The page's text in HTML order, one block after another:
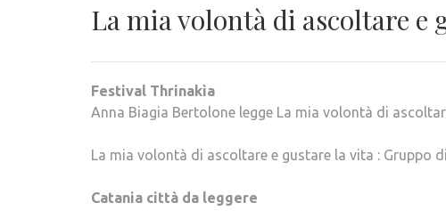
La mia volontà di ascoltare e
Festival Thrinakìa
Anna Biagia Bertolone legge La mia volontà di
La mia volontà di ascoltare e gustare la vita : Gruppo
Catania città da leggere